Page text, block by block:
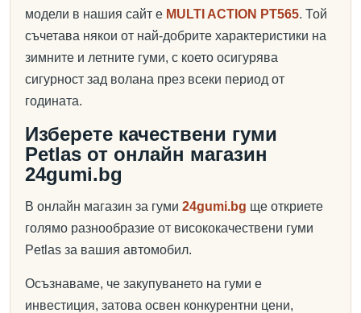
модели в нашия сайт е MULTI ACTION PT565. Той
съчетава някои от най-добрите характеристики на
зимните и летните гуми, с което осигурява
сигурност зад волана през всеки период от
годината.
Изберете качествени гуми
Petlas от онлайн магазин
24gumi.bg
В онлайн магазин за гуми 24gumi.bg ще откриете
голямо разнообразие от висококачествени гуми
Petlas за вашия автомобил.
Осъзнаваме, че закупуването на гуми е
инвестиция, затова освен конкурентни цени,